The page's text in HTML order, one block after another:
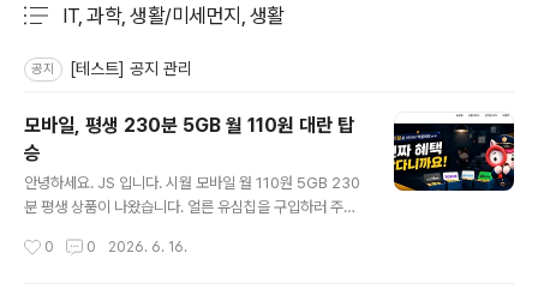
IT, 과학, 생활/미세먼지, 생활
공지 [테스트] 공지 관리
모바일, 평생 230분 5GB 월 110원 대란 탑
승
안녕하세요. JS 입니다. 시월 모바일 월 110원 5GB 230
분 평생 상품이 나왔습니다. 얼른 유심칩을 구입하러 주변
인할 수 있습니다.2개 구입! 성공 유심이 없으면, 가입이 불
0 0 2026. 6. 16.